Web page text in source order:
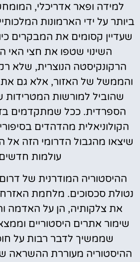
למידה ופאר אדריכלי,
ביותר על ידי הארמונות
שעדיין קסומים את המבקרים
השינוי שטפו את חצי האי
הרקונקיסטה הנוצרית, שלא
והממשל של האזור, אלא גם את
שהוביל למורשות המטרידות
הספרדית. ככל שמתקדמים
הקולוניאלית מהדהדים
שיצאו מהגבול הדרומי הזה אל
עולמות
ההיסטוריה המודרנית של
נטולת סכסוכים. מלחמת
את צלקותיה, הן על האדמה
שימור אתרים היסטוריים
שממשיך לדבר רבות על
ההיסטוריה מעוררת ההשראה